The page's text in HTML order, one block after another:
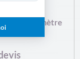
Arak-5 diamètre